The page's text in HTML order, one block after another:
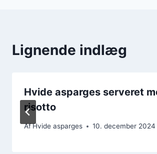
Lignende indlæg
Hvide asparges serveret
risotto
AfHvide asparges 10. december 2024